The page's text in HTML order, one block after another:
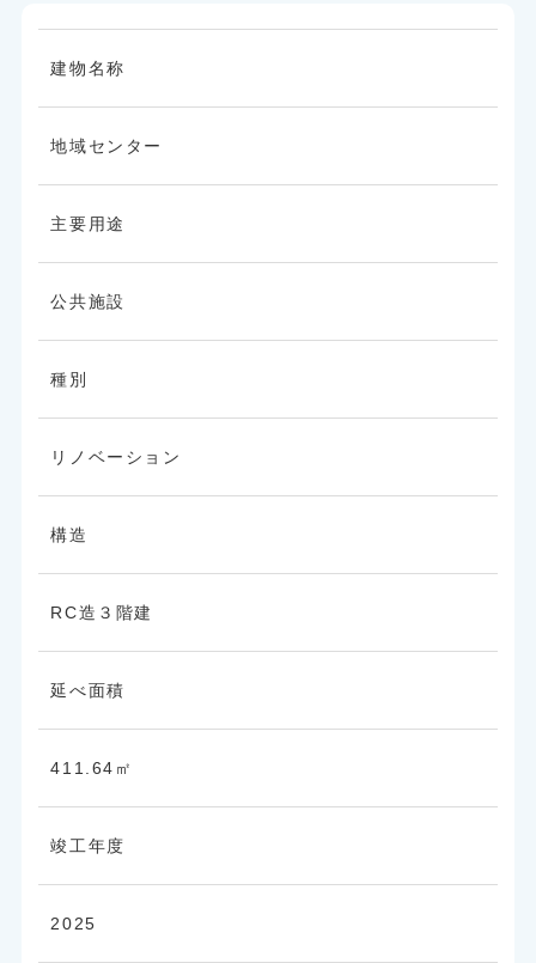
建物名称
地域センター
主要用途
公共施設
種別
リノベーション
構造
RC造３階建
延べ面積
411.64㎡
竣工年度
2025